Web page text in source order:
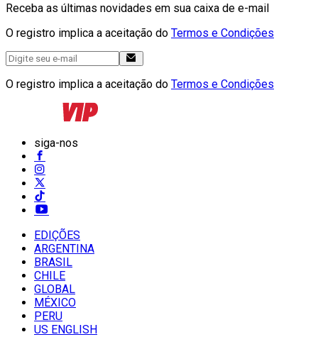
Receba as últimas novidades em sua caixa de e-mail
O registro implica a aceitação do Termos e Condições
O registro implica a aceitação do Termos e Condições
siga-nos
EDIÇÕES
ARGENTINA
BRASIL
CHILE
GLOBAL
MÉXICO
PERU
US ENGLISH